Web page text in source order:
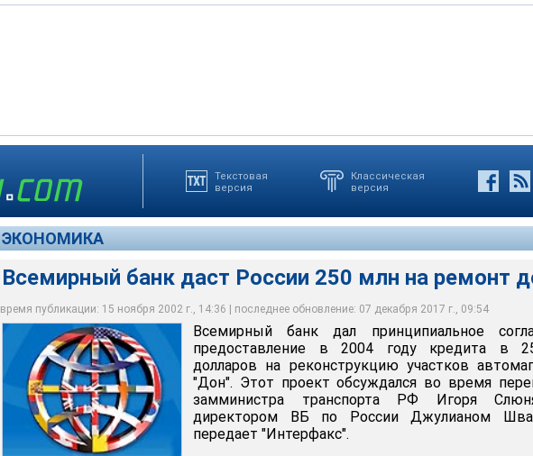
Текстовая
версия
Классическая
версия
ЭКОНОМИКА
Всемирный банк даст России 250 млн на ремонт
время публикации: 15 ноября 2002 г., 14:36 | последнее обновление: 07 декабря 2017 г., 09:54
Всемирный банк даст России 250 млн на ремонт дорог
Архив NEWSru.com
Всемирный банк дал принципиальное
предоставление в 2004 году кредита в
долларов на реконструкцию участков
"Дон". Этот проект обсуждался во время
замминистра транспорта РФ Игоря
директором ВБ по России Джулианом
передает "Интерфакс".